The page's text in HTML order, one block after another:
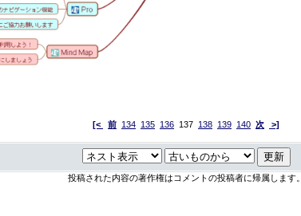
[<
前 134 135 136 137 138 139 140 次 >]
投稿された内容の著作権はコメントの投稿者に帰属します。